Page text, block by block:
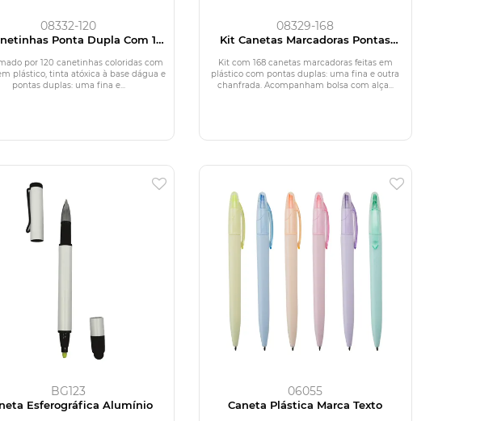
08332-120
Ponta Dupla Com 120
por 120 canetinhas coloridas com
plástico, tinta atóxica à base dágua e
pontas duplas: uma fina e...
08329-168
Kit Canetas Marcadoras Pontas
Kit com 168 canetas marcadoras feitas em
plástico com pontas duplas: uma fina e outra
chanfrada. Acompanham bolsa com alça...
BG123
Esferográfica Alumínio
06055
Caneta Plástica Marca Texto